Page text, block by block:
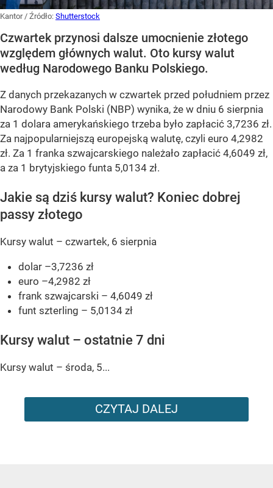
Kantor / Źródło: Shutterstock
Czwartek przynosi dalsze umocnienie złotego
względem głównych walut. Oto kursy walut
według Narodowego Banku Polskiego.
Z danych przekazanych w czwartek przed południem przez
Narodowy Bank Polski (NBP) wynika, że w dniu 6 sierpnia
za 1 dolara amerykańskiego trzeba było zapłacić 3,7236 zł.
Za najpopularniejszą europejską walutę, czyli euro 4,2982
zł. Za 1 franka szwajcarskiego należało zapłacić 4,6049 zł,
a za 1 brytyjskiego funta 5,0134 zł.
Jakie są dziś kursy walut? Koniec dobrej
passy złotego
Kursy walut – czwartek, 6 sierpnia
dolar –3,7236 zł
euro –4,2982 zł
frank szwajcarski – 4,6049 zł
funt szterling – 5,0134 zł
Kursy walut – ostatnie 7 dni
Kursy walut – środa, 5...
CZYTAJ DALEJ